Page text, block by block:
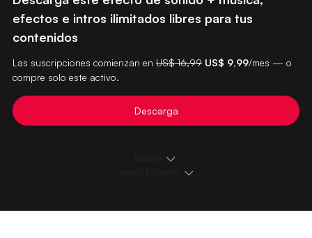
efectos e intros ilimitados libres para tus
contenidos
Las suscripciones comienzan en US$ 16,99 US$ 9,99/mes — o
compre solo este activo.
Descarga